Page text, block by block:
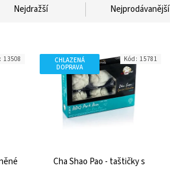
Nejdražší Nejprodávanější
13508
CHLAZENÁ
DOPRAVA
Cha Shao Pao - taštičky s
Kód: 15781